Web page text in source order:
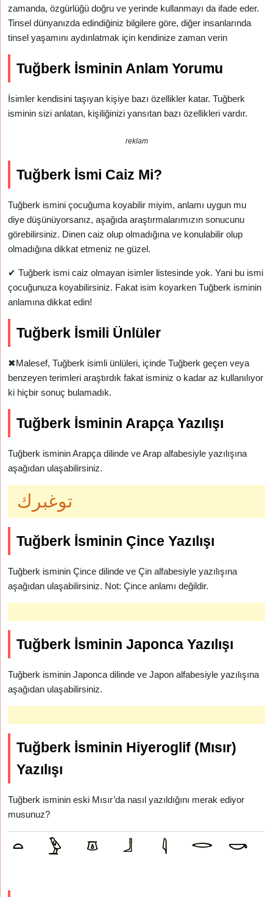
zamanda, özgürlüğü doğru ve yerinde kullanmayı da ifade eder.
Tinsel dünyanızda edindiğiniz bilgilere göre, diğer insanlarında
tinsel yaşamını aydınlatmak için kendinize zaman verin
Tuğberk İsminin Anlam Yorumu
İsimler kendisini taşıyan kişiye bazı özellikler katar. Tuğberk
isminin sizi anlatan, kişiliğinizi yansıtan bazı özellikleri vardır.
reklam
Tuğberk İsmi Caiz Mi?
Tuğberk ismini çocuğuma koyabilir miyim, anlamı uygun mu
diye düşünüyorsanız, aşağıda araştırmalarımızın sonucunu
görebilirsiniz. Dinen caiz olup olmadığına ve konulabilir olup
olmadığına dikkat etmeniz ne güzel.
✔ Tuğberk ismi caiz olmayan isimler listesinde yok. Yani bu ismi
çocuğunuza koyabilirsiniz. Fakat isim koyarken Tuğberk isminin
anlamına dikkat edin!
Tuğberk İsmili Ünlüler
✖Malesef, Tuğberk isimli ünlüleri, içinde Tuğberk geçen veya
benzeyen terimleri araştırdık fakat isminiz o kadar az kullanılıyor
ki hiçbir sonuç bulamadık.
Tuğberk İsminin Arapça Yazılışı
Tuğberk isminin Arapça dilinde ve Arap alfabesiyle yazılışına
aşağıdan ulaşabilirsiniz.
توغبرك
Tuğberk İsminin Çince Yazılışı
Tuğberk isminin Çince dilinde ve Çin alfabesiyle yazılışına
aşağıdan ulaşabilirsiniz. Not: Çince anlamı değildir.
Tuğberk İsminin Japonca Yazılışı
Tuğberk isminin Japonca dilinde ve Japon alfabesiyle yazılışına
aşağıdan ulaşabilirsiniz.
Tuğberk İsminin Hiyeroglif (Mısır)
Yazılışı
Tuğberk isminin eski Mısır’da nasıl yazıldığını merak ediyor
musunuz?